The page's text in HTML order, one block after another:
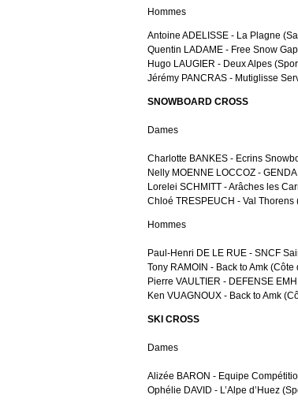
Hommes
Antoine ADELISSE - La Plagne
Quentin LADAME - Free Snow
Hugo LAUGIER - Deux Alpes
Jérémy PANCRAS - Mutiglisse
SNOWBOARD CROSS
Dames
Charlotte BANKES - Ecrins
Nelly MOENNE LOCCOZ -
Lorelei SCHMITT - Arâches les
Chloé TRESPEUCH - Val Thorens
Hommes
Paul-Henri DE LE RUE - SNCF
Tony RAMOIN - Back to Amk (Côte
Pierre VAULTIER - DEFENSE
Ken VUAGNOUX - Back to Amk
SKI CROSS
Dames
Alizée BARON - Equipe
Ophélie DAVID - L’Alpe d’Huez